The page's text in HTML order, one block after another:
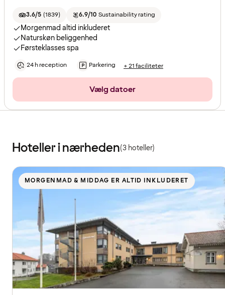
3.6/5 (1839) 6.9/10 Sustainability rating
Morgenmad altid inkluderet
Naturskøn beliggenhed
Førsteklasses spa
24 h reception Parkering + 21 faciliteter
Vælg datoer
Hoteller i nærheden(3 hoteller)
MORGENMAD & MIDDAG ER ALTID INKLUDERET